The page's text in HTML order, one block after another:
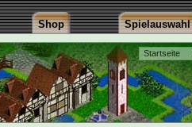
Startseite
Spielauswahl
Shop